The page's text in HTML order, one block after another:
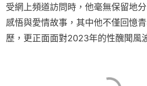
受網上頻道訪問時，他毫無保留地
感悟與愛情故事，其中他不僅回憶
歷，更正面面對2023年的性醜聞風